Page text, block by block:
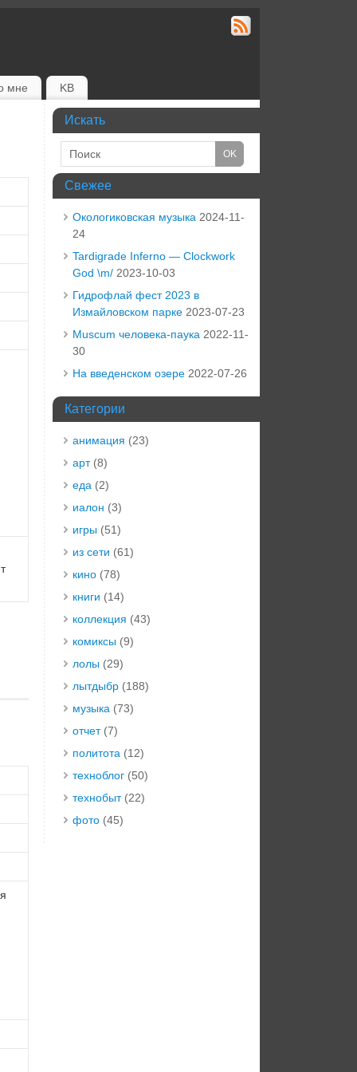
мне KB
Искать
Свежее
Окологиковская музыка 2024-11-
24
Tardigrade Inferno — Clockwork
God \m/ 2023-10-03
Гидрофлай фест 2023 в
Измайловском парке 2023-07-23
Muscum человека-паука 2022-11-
30
На введенском озере 2022-07-26
Категории
анимация (23)
арт(8)
еда (2)
иалон (3)
игры (51)
из сети (61)
кино (78)
книги (14)
коллекция (43)
комиксы (9)
лолы (29)
лытдыбр (188)
музыка (73)
отчет(7)
политота (12)
техноблог (50)
технобыт(22)
фото (45)